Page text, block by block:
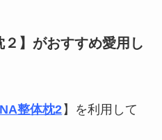
】がおすすめ愛用し
整体枕2 】を利用して